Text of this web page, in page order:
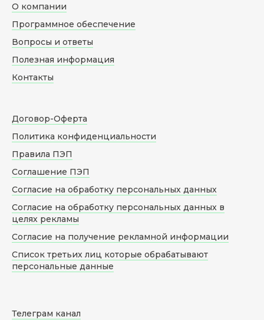
О компании
Программное обеспечение
Вопросы и ответы
Полезная информация
Контакты
Договор-Оферта
Политика конфиденциальности
Правила ПЭП
Соглашение ПЭП
Согласие на обработку персональных данных
Согласие на обработку персональных данных в
целях рекламы
Согласие на получение рекламной информации
Список третьих лиц которые обрабатывают
персональные данные
Телеграм канал